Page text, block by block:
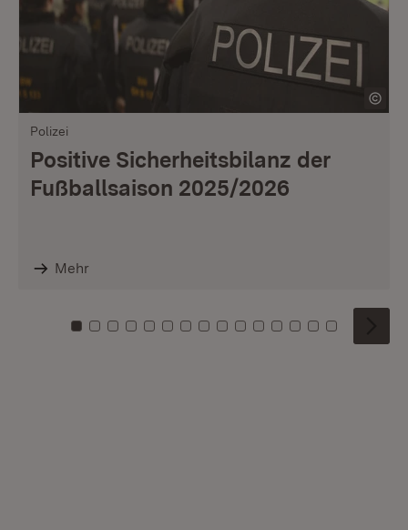
Polizei
Positive Sicherheitsbilanz der
Fußballsaison 2025/2026
Mehr
Zu Kachel: 0
Zu Kachel: 1
Zu Kachel: 2
Zu Kachel: 3
Zu Kachel: 4
Zu Kachel: 5
Zu Kachel: 6
Zu Kachel: 7
Zu Kachel: 8
Zu Kachel: 9
Zu Kachel: 10
Zu Kachel: 11
Zu Kachel: 12
Zu Kachel:
Zu